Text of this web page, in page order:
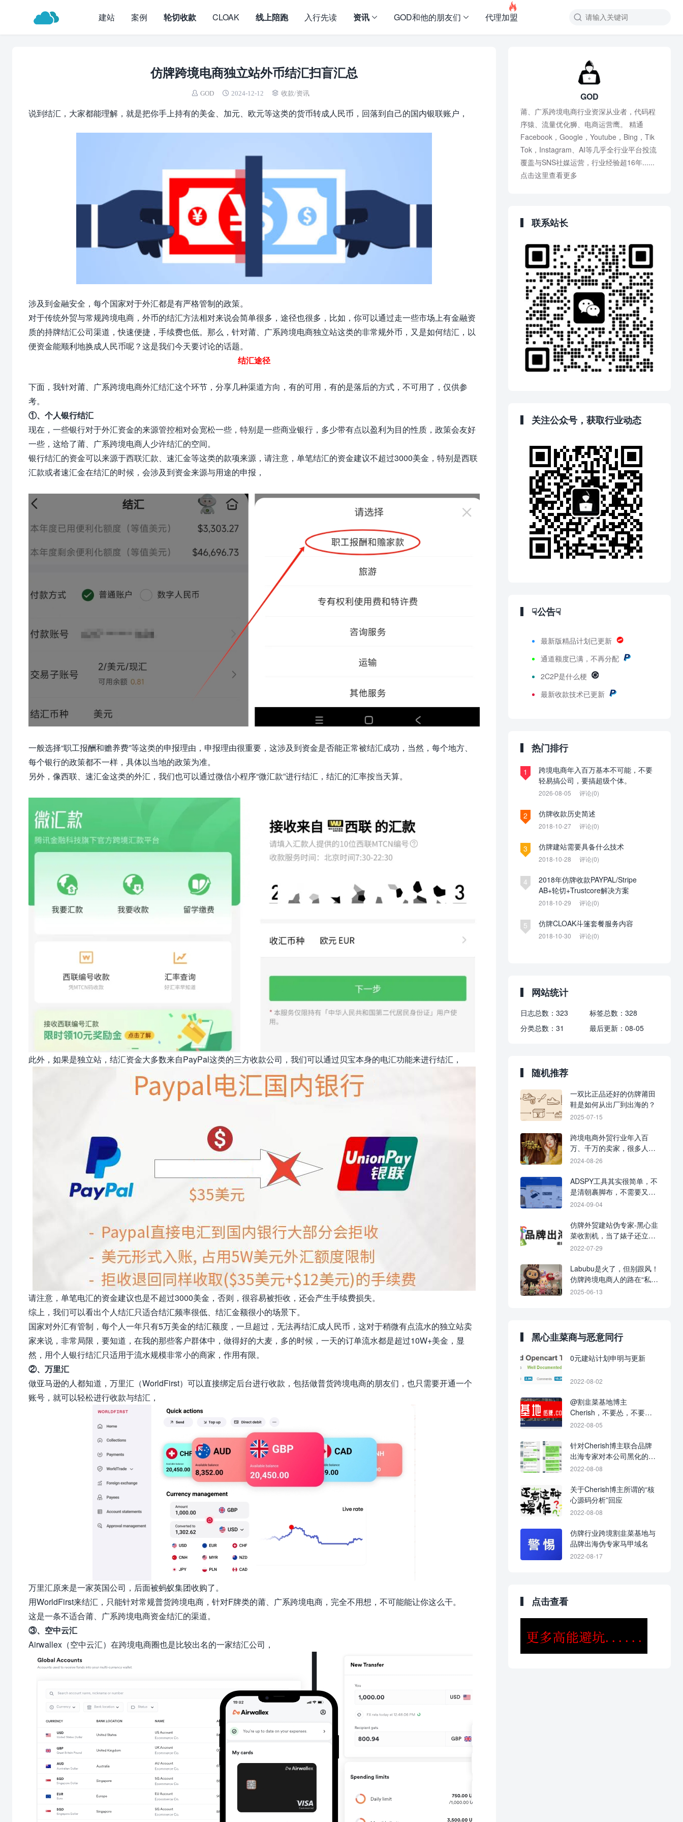
建站 案例 轮切收款 CLOAK 线上陪跑 入行先读 资讯 GOD和他的朋友们 代理加盟

仿牌跨境电商独立站外币结汇扫盲汇总
GOD 2024-12-12 收款/资讯
说到结汇，大家都能理解，就是把你手上持有的美金、加元、欧元等这类的货币转成人民币，回落到自己的国内银联账户，
涉及到金融安全，每个国家对于外汇都是有严格管制的政策。
对于传统外贸与常规跨境电商，外币的结汇方法相对来说会简单很多，途径也很多，比如，你可以通过走一些市场上有金融资
质的持牌结汇公司渠道，快速便捷，手续费也低。那么，针对莆、广系跨境电商独立站这类的非常规外币，又是如何结汇，以
便资金能顺利地换成人民币呢？这是我们今天要讨论的话题。
结汇途径
下面，我针对莆、广系跨境电商外汇结汇这个环节，分享几种渠道方向，有的可用，有的是落后的方式，不可用了，仅供参
考。
①、个人银行结汇
现在，一些银行对于外汇资金的来源管控相对会宽松一些，特别是一些商业银行，多少带有点以盈利为目的性质，政策会友好
一些，这给了莆、广系跨境电商人少许结汇的空间。
银行结汇的资金可以来源于西联汇款、速汇金等这类的款项来源，请注意，单笔结汇的资金建议不超过3000美金，特别是西联
汇款或者速汇金在结汇的时候，会涉及到资金来源与用途的申报，
一般选择“职工报酬和赡养费”等这类的申报理由，申报理由很重要，这涉及到资金是否能正常被结汇成功，当然，每个地方、
每个银行的政策都不一样，具体以当地的政策为准。
另外，像西联、速汇金这类的外汇，我们也可以通过微信小程序“微汇款”进行结汇，结汇的汇率按当天算。
此外，如果是独立站，结汇资金大多数来自PayPal这类的三方收款公司，我们可以通过贝宝本身的电汇功能来进行结汇，
请注意，单笔电汇的资金建议也是不超过3000美金，否则，很容易被拒收，还会产生手续费损失。
综上，我们可以看出个人结汇只适合结汇频率很低、结汇金额很小的场景下。
国家对外汇有管制，每个人一年只有5万美金的结汇额度，一旦超过，无法再结汇成人民币，这对于稍微有点流水的独立站卖
家来说，非常局限，要知道，在我的那些客户群体中，做得好的大麦，多的时候，一天的订单流水都是超过10W+美金，显
然，用个人银行结汇只适用于流水规模非常小的商家，作用有限。
②、万里汇
做亚马逊的人都知道，万里汇（WorldFirst）可以直接绑定后台进行收款，包括做普货跨境电商的朋友们，也只需要开通一个
账号，就可以轻松进行收款与结汇，
万里汇原来是一家英国公司，后面被蚂蚁集团收购了。
用WorldFirst来结汇，只能针对常规普货跨境电商，针对F牌类的莆、广系跨境电商，完全不用想，不可能能让你这么干。
这是一条不适合莆、广系跨境电商资金结汇的渠道。
③、空中云汇
Airwallex（空中云汇）在跨境电商圈也是比较出名的一家结汇公司，
GOD
莆、广系跨境电商行业资深从业者，代码程
序猿、流量优化狮、电商运营鹰。 精通
Facebook，Google，Youtube，Bing，Tik
Tok，Instagram、AI等几乎全行业平台投流
覆盖与SNS社媒运营，行业经验超16年......
点击这里查看更多
联系站长
关注公众号，获取行业动态
☟公告☟
最新版精品计划已更新
通道额度已满，不再分配
2C2P是什么梗
最新收款技术已更新
热门排行
1
跨境电商年入百万基本不可能，不要
轻易搞公司，要搞超级个体。
2026-08-05 评论(0)
2 仿牌收款历史简述
2018-10-27 评论(0)
3 仿牌建站需要具备什么技术
2018-10-28 评论(0)
4
2018年仿牌收款PAYPAL/Stripe
AB+轮切+Trustcore解决方案
2018-10-29 评论(0)
5 仿牌CLOAK斗篷套餐服务内容
2018-10-30 评论(0)
网站统计
日志总数： 323 标签总数： 328
分类总数： 31 最后更新： 08-05
随机推荐
一双比正品还好的仿牌莆田
鞋是如何从出厂到出海的？
2025-07-15
跨境电商外贸行业年入百
万、千万的卖家，很多人都
很坏！
2024-08-26
ADSPY工具其实很简单，不
是清朝裹脚布，​不需要又臭
又长！
2024-09-04
仿牌外贸建站伪专家-黑心韭
菜收割机，当了婊子还立牌
坊！
2022-07-29
Labubu是火了，但别跟风！
仿牌跨境电商人的路在“私
域”深处。
2025-06-13
黑心韭菜商与恶意同行
0元建站计划申明与更新
2022-08-02
@割韭菜基地博主
Cherish，不要怂，不要不
回应，不要当缩头乌龟！
2022-08-05
针对Cherish博主联合品牌
出海专家对本公司黑化的战
争进展图
2022-08-08
关于Cherish博主所谓的“核
心源码分析”回应
2022-08-08
仿牌行业跨境割韭菜基地与
品牌出海伪专家马甲域名
2022-08-17
点击查看